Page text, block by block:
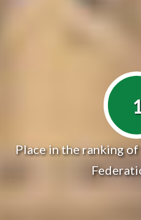
Place in the ranking